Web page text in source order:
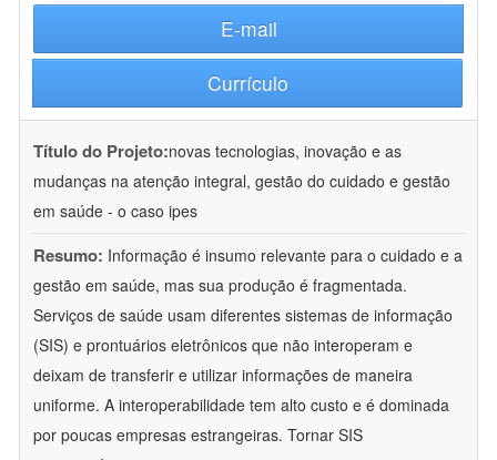
E-mail
Currículo
Título do Projeto:novas tecnologias, inovação e as
mudanças na atenção integral, gestão do cuidado e gestão
em saúde - o caso ipes
Resumo: Informação é insumo relevante para o cuidado e a
gestão em saúde, mas sua produção é fragmentada.
Serviços de saúde usam diferentes sistemas de informação
(SIS) e prontuários eletrônicos que não interoperam e
deixam de transferir e utilizar informações de maneira
uniforme. A interoperabilidade tem alto custo e é dominada
por poucas empresas estrangeiras. Tornar SIS